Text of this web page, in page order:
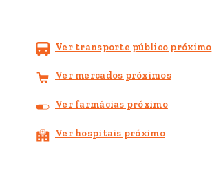
Ver transporte público próximo
Ver mercados próximos
Ver farmácias próximo
Ver hospitais próximo